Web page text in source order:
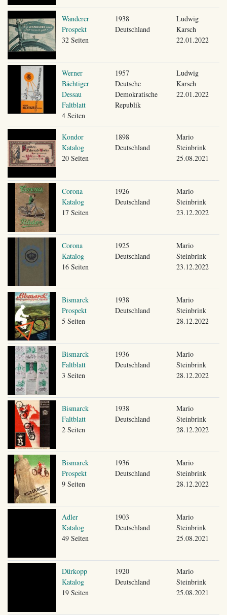
Wanderer
Prospekt
32 Seiten
1938
Deutschland
Ludwig
Karsch
22.01.2022
Werner
Bächtiger
Dessau
Faltblatt
4 Seiten
1957
Deutsche
Demokratische
Republik
Ludwig
Karsch
22.01.2022
Kondor
Katalog
20 Seiten
1898
Deutschland
Mario
Steinbrink
25.08.2021
Corona
Katalog
17 Seiten
1926
Deutschland
Mario
Steinbrink
23.12.2022
Corona
Katalog
16 Seiten
1925
Deutschland
Mario
Steinbrink
23.12.2022
Bismarck
Prospekt
5 Seiten
1938
Deutschland
Mario
Steinbrink
28.12.2022
Bismarck
Faltblatt
3 Seiten
1936
Deutschland
Mario
Steinbrink
28.12.2022
Bismarck
Faltblatt
2 Seiten
1938
Deutschland
Mario
Steinbrink
28.12.2022
Bismarck
Prospekt
9 Seiten
1936
Deutschland
Mario
Steinbrink
28.12.2022
Adler
Katalog
49 Seiten
1903
Deutschland
Mario
Steinbrink
25.08.2021
Dürkopp
Katalog
19 Seiten
1920
Deutschland
Mario
Steinbrink
25.08.2021